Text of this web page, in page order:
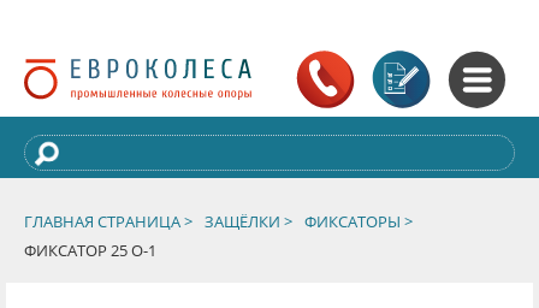
ГЛАВНАЯ СТРАНИЦА > ЗАЩЁЛКИ > ФИКСАТОРЫ >
ФИКСАТОР 25 О-1